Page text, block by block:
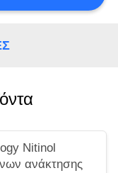
Nitinol
ανάκτησης